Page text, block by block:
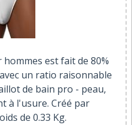
est fait de 80%
un ratio raisonnable
de bain pro - peau,
à l'usure. Créé par
de 0.33 Kg.